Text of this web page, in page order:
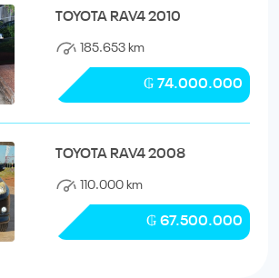
TOYOTA RAV4 2010
185.653 km
₲ 74.000.000
TOYOTA RAV4 2008
110.000 km
₲ 67.500.000